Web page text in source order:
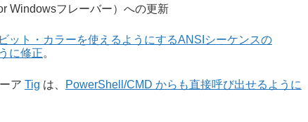
Windowsフレーバー）への更新
ット・カラーを使えるようにするANSIシーケンスの
に修正。
ア Tig は、
PowerShell/CMD からも直接呼び出せるように